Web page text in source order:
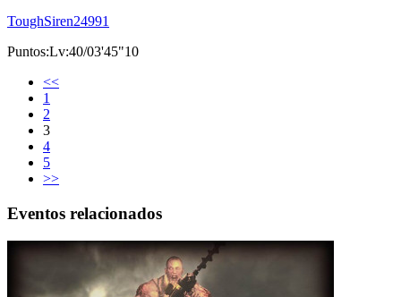
ToughSiren24991
Puntos:Lv:40/03'45"10
<<
1
2
3
4
5
>>
Eventos relacionados